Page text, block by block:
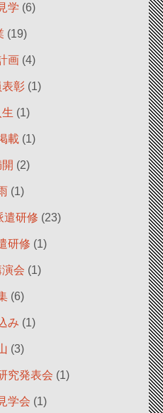
学 (6)
(19)
画(4)
彰(1)
(1)
載 (1)
(2)
(1)
遣研修 (23)
研修 (1)
会 (1)
(6)
み (1)
(3)
究発表会 (1)
学会 (1)